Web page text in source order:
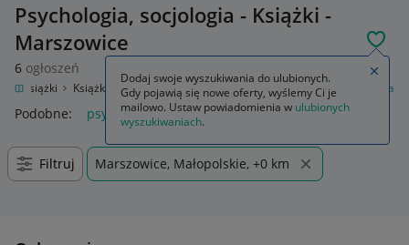
Psychologia, socjologia - Książki -
Marszowice
6 ogłoszeń
Książki Książki naukowe i popularnonaukowe Psychologia, socjologia
Podobne: psychologia socjologia
Filtruj Marszowice, Małopolskie, +0 km
Dodaj swoje wyszukiwania do ulubionych.
Gdy pojawią się nowe oferty, wyślemy Ci je
mailowo. Ustaw powiadomienia w ulubionych
wyszukiwaniach.